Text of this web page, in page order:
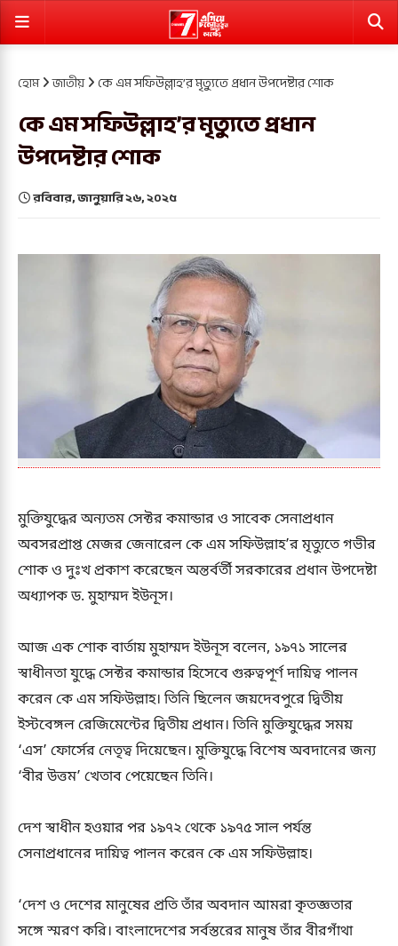
হোম জাতীয় কে এম সফিউল্লাহ’র মৃত্যুতে প্রধান উপদেষ্টার শোক
কে এম সফিউল্লাহ’র মৃত্যুতে প্রধান
উপদেষ্টার শোক
রবিবার, জানুয়ারি ২৬, ২০২৫
মুক্তিযুদ্ধের অন্যতম সেক্টর কমান্ডার ও সাবেক সেনাপ্রধান
অবসরপ্রাপ্ত মেজর জেনারেল কে এম সফিউল্লাহ’র মৃত্যুতে গভীর
শোক ও দুঃখ প্রকাশ করেছেন অন্তর্বর্তী সরকারের প্রধান উপদেষ্টা
অধ্যাপক ড. মুহাম্মদ ইউনূস।
আজ এক শোক বার্তায় মুহাম্মদ ইউনূস বলেন, ১৯৭১ সালের
স্বাধীনতা যুদ্ধে সেক্টর কমান্ডার হিসেবে গুরুত্বপূর্ণ দায়িত্ব পালন
করেন কে এম সফিউল্লাহ। তিনি ছিলেন জয়দেবপুরে দ্বিতীয়
ইস্টবেঙ্গল রেজিমেন্টের দ্বিতীয় প্রধান। তিনি মুক্তিযুদ্ধের সময়
‘এস’ ফোর্সের নেতৃত্ব দিয়েছেন। মুক্তিযুদ্ধে বিশেষ অবদানের জন্য
‘বীর উত্তম’ খেতাব পেয়েছেন তিনি।
দেশ স্বাধীন হওয়ার পর ১৯৭২ থেকে ১৯৭৫ সাল পর্যন্ত
সেনাপ্রধানের দায়িত্ব পালন করেন কে এম সফিউল্লাহ।
‘দেশ ও দেশের মানুষের প্রতি তাঁর অবদান আমরা কৃতজ্ঞতার
সঙ্গে স্মরণ করি। বাংলাদেশের সর্বস্তরের মানুষ তাঁর বীরগাঁথা